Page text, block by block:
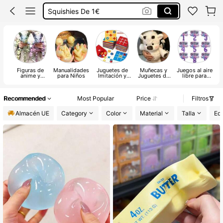
Juguetes
Squishies
Figuras de
anime y
Manualidades
para Niños
Juguetes de
Imitación y
Muñecas y
Juguetes de
Juegos al aire
libre para
Recommended Most Popular Price
Filtros
Almacén UE
Category Color Material Talla